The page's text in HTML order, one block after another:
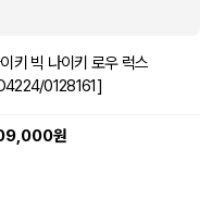
키 빅 나이키 로우 럭스
0128161]
원